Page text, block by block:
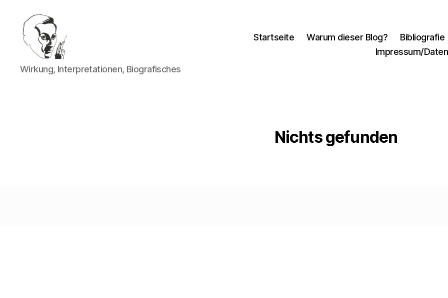
Walter
Mehring
Wirkung, Interpretationen, Biografisches
Startseite Warum dieser Blog? Bibliografie
Impressum/
Nichts gefunden